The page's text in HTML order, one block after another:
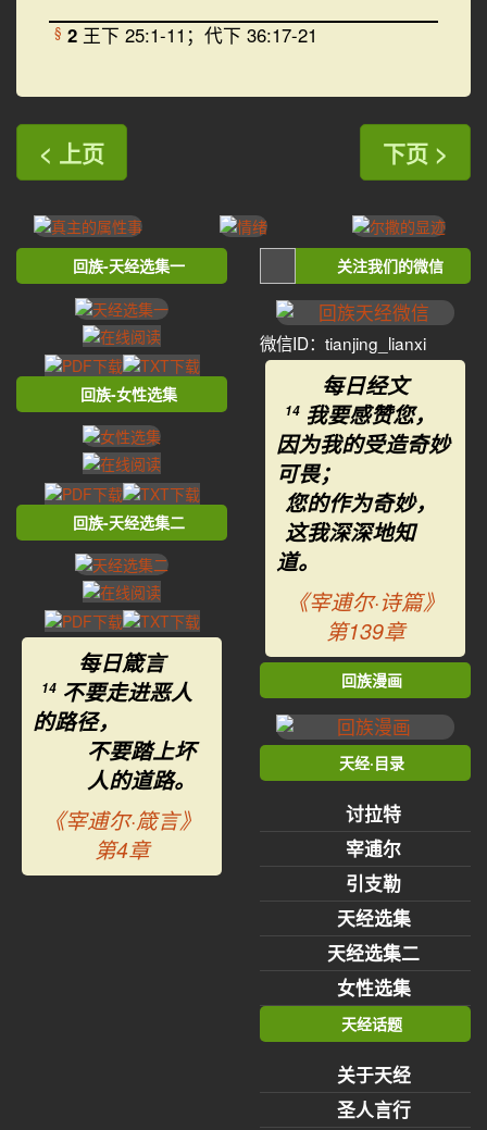
§ 2 王下 25:1-11；代下 36:17-21
< 上页 下页 >
回族-天经选集一
回族-女性选集
回族-天经选集二
每日箴言
14 不要走进恶人
的路径，
不要踏上坏
人的道路。
《宰逋尔·箴言》
第4章
关注我们的微信
微信ID：tianjing_lianxi
每日经文
14 我要感赞您，
因为我的受造奇妙
可畏；
您的作为奇妙，
这我深深地知
道。
《宰逋尔·诗篇》
第139章
回族漫画
天经·目录
讨拉特
宰逋尔
引支勒
天经选集
天经选集二
女性选集
天经话题
关于天经
圣人言行